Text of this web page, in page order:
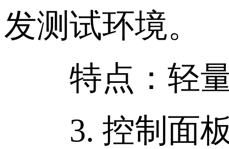
发测试环境。
特点：轻量
3. 控制面板